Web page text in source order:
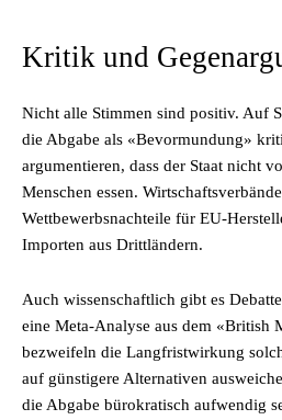
Kritik und
Nicht alle Stimmen sind positiv. Auf
die Abgabe als «Bevormundung»
argumentieren, dass der Staat nicht
Menschen essen.
Wettbewerbsnachteile für EU-
Importen aus Drittländern.
Auch wissenschaftlich gibt es
eine Meta-Analyse aus dem «British
bezweifeln die Langfristwirkung
auf günstigere Alternativen
die Abgabe bürokratisch aufwendig